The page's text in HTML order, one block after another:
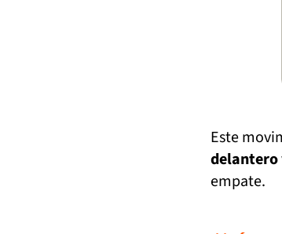
Este
delantero
empate.